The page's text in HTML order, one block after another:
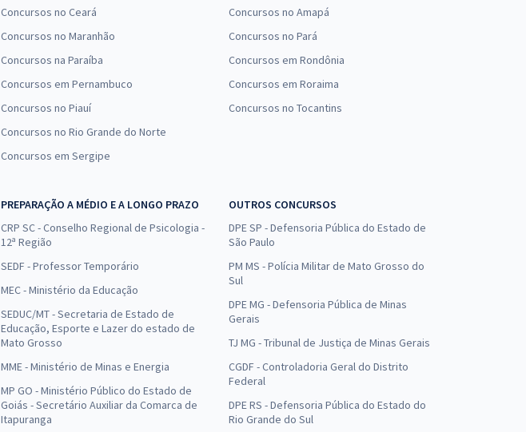
Concursos no Ceará
Concursos no Maranhão
Concursos na Paraíba
Concursos em Pernambuco
Concursos no Piauí
Concursos no Rio Grande do Norte
Concursos em Sergipe
Concursos no Amapá
Concursos no Pará
Concursos em Rondônia
Concursos em Roraima
Concursos no Tocantins
PREPARAÇÃO A MÉDIO E A LONGO PRAZO
CRP SC - Conselho Regional de Psicologia -
12ª Região
SEDF - Professor Temporário
MEC - Ministério da Educação
SEDUC/MT - Secretaria de Estado de
Educação, Esporte e Lazer do estado de
Mato Grosso
MME - Ministério de Minas e Energia
MP GO - Ministério Público do Estado de
Goiás - Secretário Auxiliar da Comarca de
Itapuranga
OUTROS CONCURSOS
DPE SP - Defensoria Pública do Estado de
São Paulo
PM MS - Polícia Militar de Mato Grosso do
Sul
DPE MG - Defensoria Pública de Minas
Gerais
TJ MG - Tribunal de Justiça de Minas Gerais
CGDF - Controladoria Geral do Distrito
Federal
DPE RS - Defensoria Pública do Estado do
Rio Grande do Sul